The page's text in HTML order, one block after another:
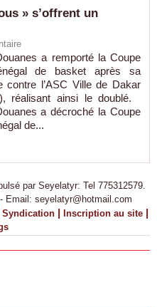
» s’offrent un
a remporté la Coupe
de basket après sa
contre l’ASC Ville de Dakar
réalisant ainsi le doublé.
a décroché la Coupe
de...
par Seyelatyr: Tel 775312579.
Email: seyelatyr@hotmail.com
Syndication | Inscription au site |